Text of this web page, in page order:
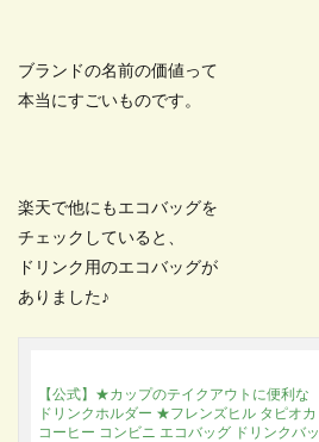
ブランドの名前の価値って
本当にすごいものです。
楽天で他にもエコバッグを
チェックしていると、
ドリンク用のエコバッグが
ありました♪
【公式】★カップのテイクアウトに便利な
ドリンクホルダー ★フレンズヒル タピオカ
コーヒー コンビニ エコバッグ ドリンクバッ